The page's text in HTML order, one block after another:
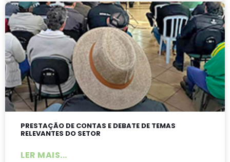
PRESTAÇÃO DE CONTAS E DEBATE DE TEMAS
RELEVANTES DO SETOR
LER MAIS...